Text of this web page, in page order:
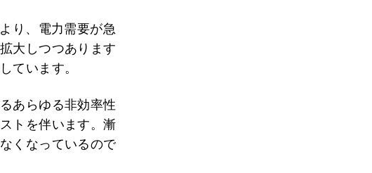
り、電力需要が急
大しつつあります
ています。
あらゆる非効率性
トを伴います。漸
くなっているので